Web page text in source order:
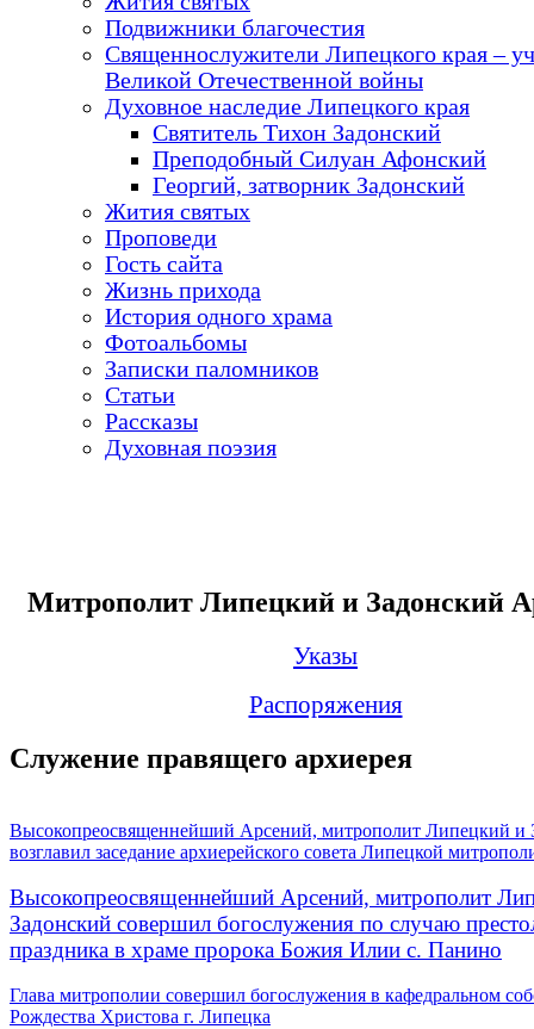
Подвижники благочестия
Священнослужители Липецкого края –
Великой Отечественной войны
Духовное наследие Липецкого края
Святитель Тихон Задонский
Преподобный Силуан Афонский
Георгий, затворник Задонский
Жития святых
Проповеди
Гость сайта
Жизнь прихода
История одного храма
Фотоальбомы
Записки паломников
Статьи
Рассказы
Духовная поэзия
Митрополит Липецкий и Задонский
Указы
Распоряжения
Служение правящего архиерея
Высокопреосвященнейший Арсений, митрополит Липецкий и
возглавил заседание архиерейского совета Липецкой
Высокопреосвященнейший Арсений, митрополит
Задонский совершил богослужения по случаю
праздника в храме пророка Божия Илии с. Панино
Глава митрополии совершил богослужения в кафедральном
Рождества Христова г. Липецка